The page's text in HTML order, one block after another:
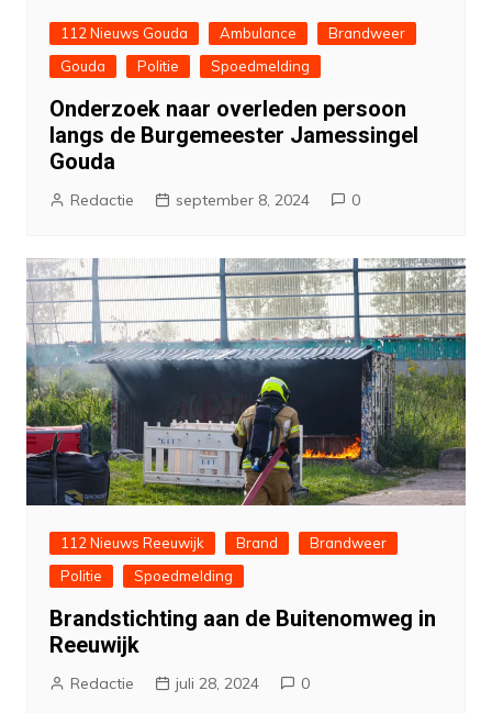
112 Nieuws Gouda Ambulance
Brandweer
Gouda
Politie Spoedmelding
Onderzoek naar overleden persoon
langs de Burgemeester Jamessingel
Gouda
Redactie september 8, 2024 0
112 Nieuws Reeuwijk Brand
Brandweer
Politie
Spoedmelding
Brandstichting aan de Buitenomweg in
Reeuwijk
Redactie juli 28, 2024 0